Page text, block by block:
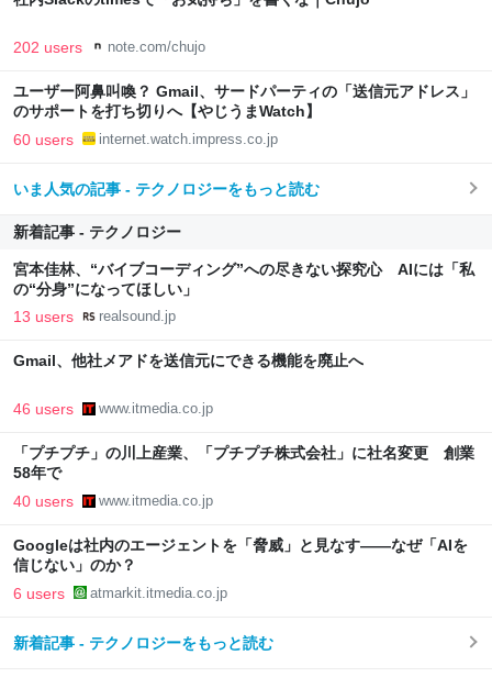
202 users note.com/chujo
ユーザー阿鼻叫喚？ Gmail、サードパーティの「送信元アドレス」
のサポートを打ち切りへ【やじうまWatch】
60 users internet.watch.impress.co.jp
いま人気の記事 - テクノロジーをもっと読む
新着記事 - テクノロジー
宮本佳林、“バイブコーディング”への尽きない探究心 AIには「私
の“分身”になってほしい」
13 users realsound.jp
Gmail、他社メアドを送信元にできる機能を廃止へ
46 users www.itmedia.co.jp
「プチプチ」の川上産業、「プチプチ株式会社」に社名変更 創業
58年で
40 users www.itmedia.co.jp
Googleは社内のエージェントを「脅威」と見なす――なぜ「AIを
信じない」のか？
6 users atmarkit.itmedia.co.jp
新着記事 - テクノロジーをもっと読む